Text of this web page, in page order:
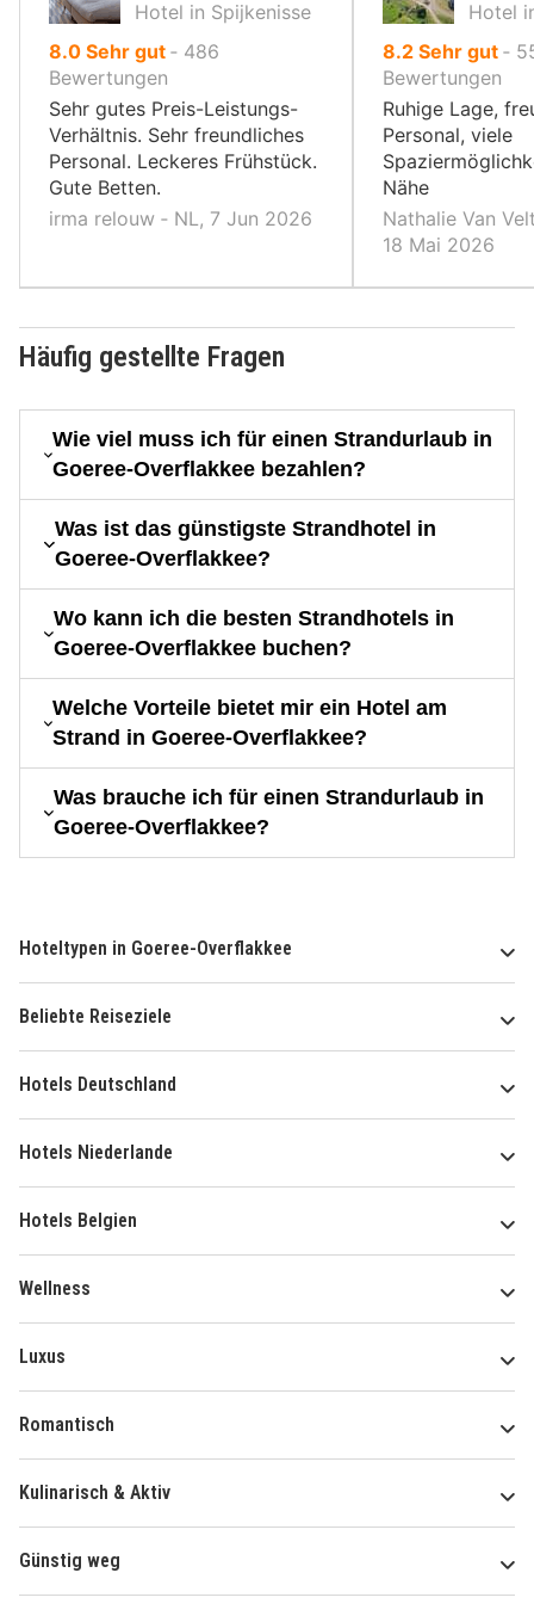
Hotel in Spijkenisse
8.0von
10,
Sehr gut ‐ 486
Bewertungen
Sehr gutes Preis-Leistungs-
Verhältnis. Sehr freundliches
Personal. Leckeres Frühstück.
Gute Betten.
irma relouw ‐ NL, 7 Jun 2026
Hotel
8.2von
10,
Sehr gut ‐
Bewertungen
Ruhige Lage,
Personal, viele
Nähe
Nathalie Van
18 Mai 2026
Häufig gestellte Fragen
Wie viel muss ich für einen Strandurlaub in
Goeree-Overflakkee bezahlen?
Was ist das günstigste Strandhotel in
Goeree-Overflakkee?
Wo kann ich die besten Strandhotels in
Goeree-Overflakkee buchen?
Welche Vorteile bietet mir ein Hotel am
Strand in Goeree-Overflakkee?
Was brauche ich für einen Strandurlaub in
Goeree-Overflakkee?
Hoteltypen in Goeree-Overflakkee
Beliebte Reiseziele
Hotels Deutschland
Hotels Niederlande
Hotels Belgien
Wellness
Luxus
Romantisch
Kulinarisch & Aktiv
Günstig weg